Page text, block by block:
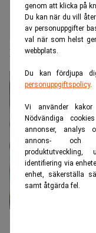
genom att klicka på
Du kan när du vill
av personuppgifter
val när som helst
webbplats.
Du kan fördjupa
personuppgiftspolicy.
Vi använder
Nödvändiga
annonser, analys
annons- och
identifiering via
enhet, säkerställa
samt åtgärda fel.
Därför slutar